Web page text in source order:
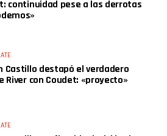
continuidad pese a las derrotas
Castillo destapó el verdadero
River con Coudet: «proyecto»